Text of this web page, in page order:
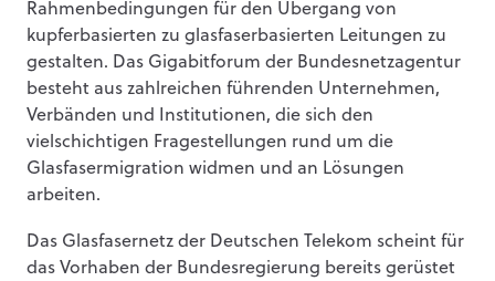
Rahmenbedingungen für den Übergang von
kupferbasierten zu glasfaserbasierten Leitungen zu
gestalten. Das Gigabitforum der Bundesnetzagentur
besteht aus zahlreichen führenden Unternehmen,
Verbänden und Institutionen, die sich den
vielschichtigen Fragestellungen rund um die
Glasfasermigration widmen und an Lösungen
arbeiten.
Das Glasfasernetz der Deutschen Telekom scheint für
das Vorhaben der Bundesregierung bereits gerüstet